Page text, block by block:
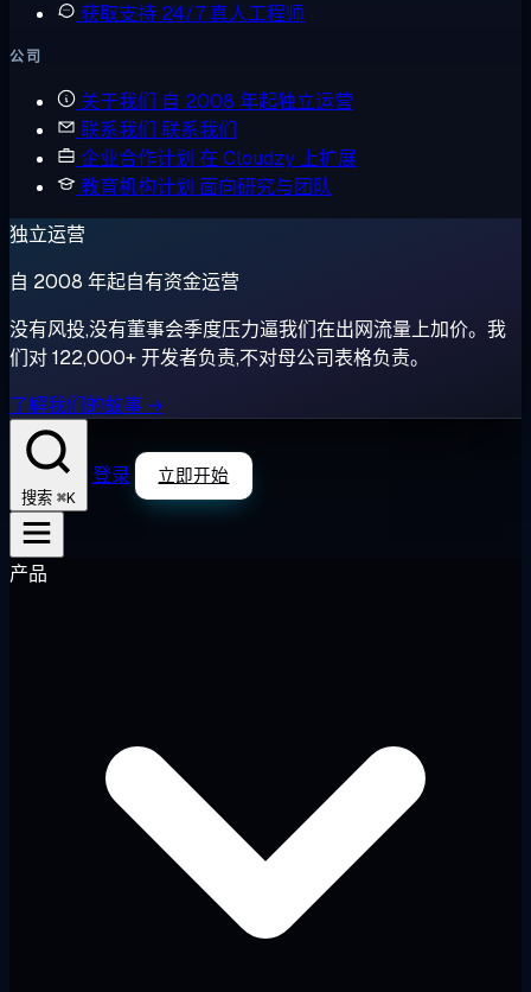
获取支持 24/7 真人工程师
公司
关于我们 自 2008 年起独立运营
联系我们 联系我们
企业合作计划 在 Cloudzy 上扩展
教育机构计划 面向研究与团队
独立运营
自 2008 年起自有资金运营
没有风投,没有董事会季度压力逼我们在出网流量上加价。我
们对 122,000+ 开发者负责,不对母公司表格负责。
了解我们的故事 →
搜索 ⌘K
登录 立即开始
产品